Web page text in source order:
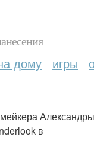
дому игры
в